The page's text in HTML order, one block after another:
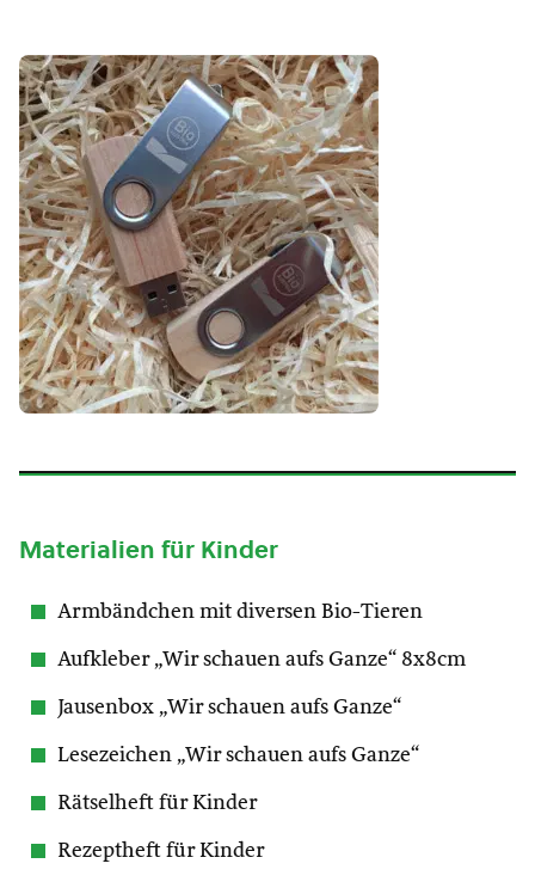
Materialien für Kinder
Armbändchen mit diversen Bio-Tieren
Aufkleber „Wir schauen aufs Ganze“ 8x8cm
Jausenbox „Wir schauen aufs Ganze“
Lesezeichen „Wir schauen aufs Ganze“
Rätselheft für Kinder
Rezeptheft für Kinder